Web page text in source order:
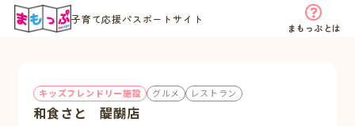
子育て応援パスポートサイト
まもっぷとは
キッズフレンドリー施設 グルメ レストラン
和食さと 醍醐店